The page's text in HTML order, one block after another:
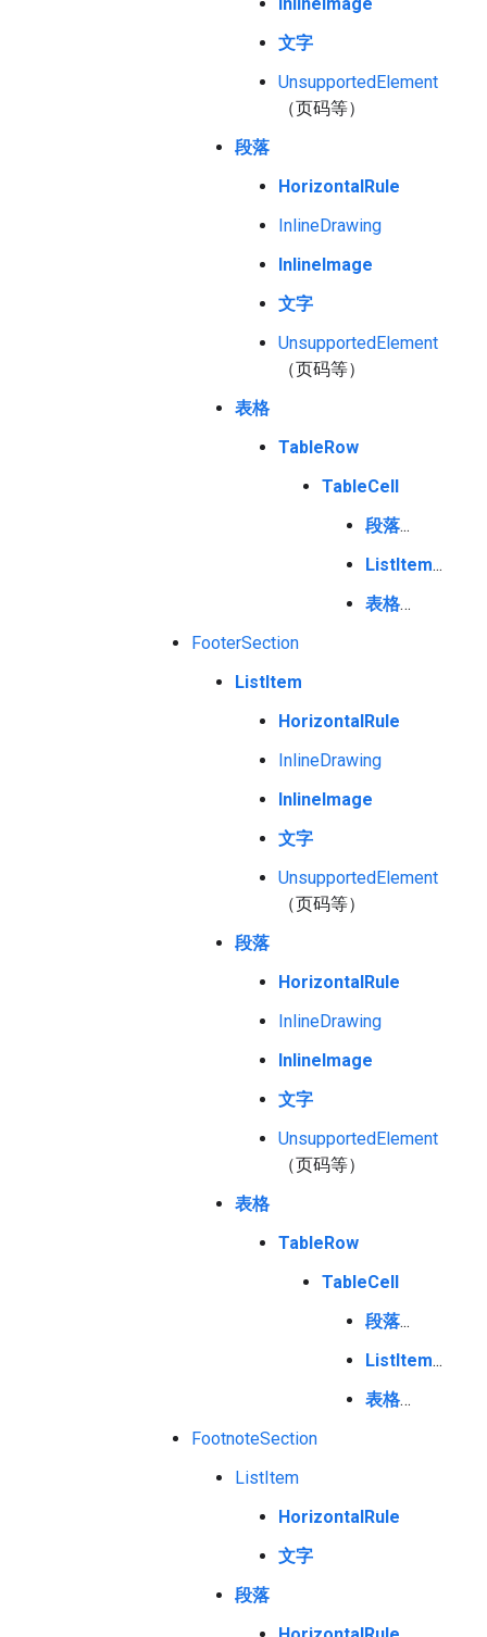
文字
UnsupportedElement
（页码等）
段落
HorizontalRule
InlineDrawing
InlineImage
文字
UnsupportedElement
（页码等）
表格
TableRow
TableCell
段落...
ListItem...
表格…
FooterSection
ListItem
HorizontalRule
InlineDrawing
InlineImage
文字
UnsupportedElement
（页码等）
段落
HorizontalRule
InlineDrawing
InlineImage
文字
UnsupportedElement
（页码等）
表格
TableRow
TableCell
段落...
ListItem...
表格…
FootnoteSection
ListItem
HorizontalRule
文字
段落